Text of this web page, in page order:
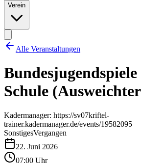
Verein
Alle Veranstaltungen
Schule
Kadermanager: https://sv07kriftel-
trainer.kadermanager.de/events/19582095
SonstigesVergangen
22. Juni 2026
07:00 Uhr